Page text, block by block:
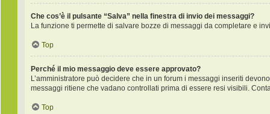
Che cos’è il pulsante “Salva” nella finestra di invio dei messaggi?
La funzione ti permette di salvare bozze di messaggi da completare e
Top
Perché il mio messaggio deve essere approvato?
L’amministratore può decidere che in un forum i messaggi inseriti
messaggi ritiene che vadano controllati prima di essere resi visibili.
Top